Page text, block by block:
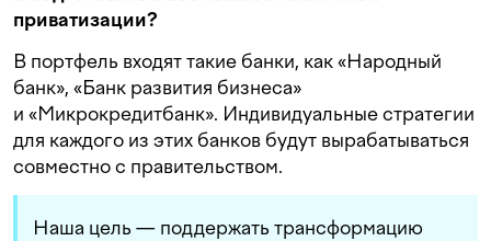
приватизации?
В портфель входят такие банки, как «Народный
банк», «Банк развития бизнеса»
и «Микрокредитбанк». Индивидуальные стратегии
для каждого из этих банков будут вырабатываться
совместно с правительством.
Наша цель — поддержать трансформацию